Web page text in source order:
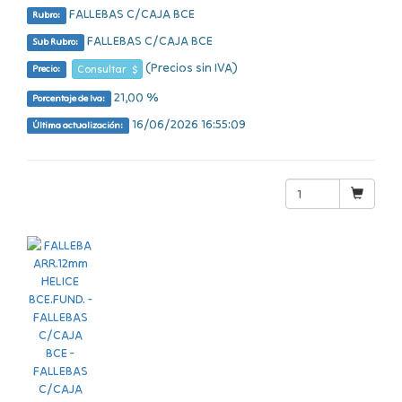
Rubro: FALLEBAS C/CAJA BCE
Sub Rubro: FALLEBAS C/CAJA BCE
Precio: Consultar $ (Precios sin IVA)
Porcentaje de Iva: 21,00 %
Última actualización: 16/06/2026 16:55:09